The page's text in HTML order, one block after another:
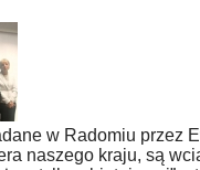
w Radomiu przez
naszego kraju, są